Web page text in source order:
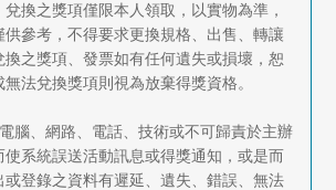
換之獎項僅限本人領取，以實物為準，
供參考，不得要求更換規格、出售、轉讓
換之獎項、發票如有任何遺失或損壞，恕
法兌換獎項則視為放棄得獎資格。
腦、網路、電話、技術或不可歸責於主辦
使系統誤送活動訊息或得獎通知，或是而
或登錄之資料有遲延、遺失、錯誤、無法